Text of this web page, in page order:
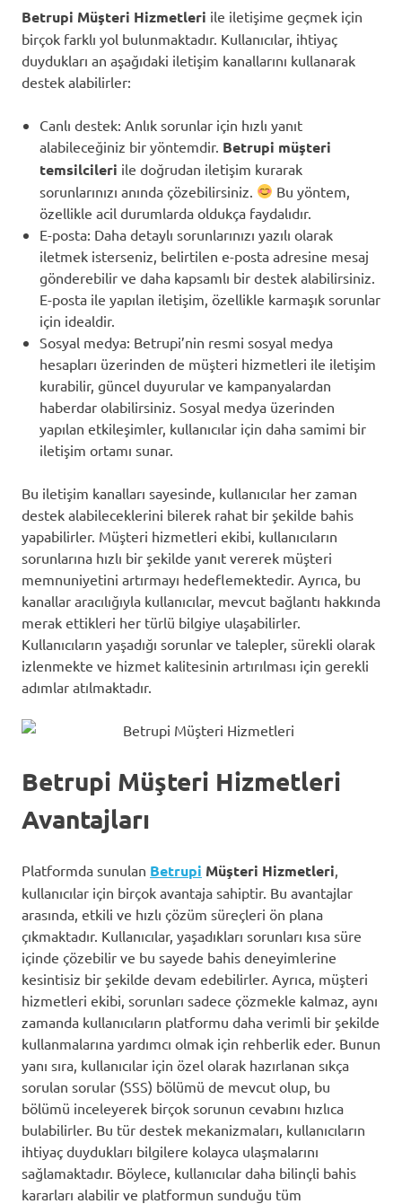
Betrupi Müşteri Hizmetleri ile iletişime geçmek için
birçok farklı yol bulunmaktadır. Kullanıcılar, ihtiyaç
duydukları an aşağıdaki iletişim kanallarını kullanarak
destek alabilirler:
Canlı destek: Anlık sorunlar için hızlı yanıt
alabileceğiniz bir yöntemdir. Betrupi müşteri
temsilcileri ile doğrudan iletişim kurarak
sorunlarınızı anında çözebilirsiniz.
Bu yöntem,
özellikle acil durumlarda oldukça faydalıdır.
E-posta: Daha detaylı sorunlarınızı yazılı olarak
iletmek isterseniz, belirtilen e-posta adresine mesaj
gönderebilir ve daha kapsamlı bir destek alabilirsiniz.
E-posta ile yapılan iletişim, özellikle karmaşık sorunlar
için idealdir.
Sosyal medya: Betrupi’nin resmi sosyal medya
hesapları üzerinden de müşteri hizmetleri ile iletişim
kurabilir, güncel duyurular ve kampanyalardan
haberdar olabilirsiniz. Sosyal medya üzerinden
yapılan etkileşimler, kullanıcılar için daha samimi bir
iletişim ortamı sunar.
Bu iletişim kanalları sayesinde, kullanıcılar her zaman
destek alabileceklerini bilerek rahat bir şekilde bahis
yapabilirler. Müşteri hizmetleri ekibi, kullanıcıların
sorunlarına hızlı bir şekilde yanıt vererek müşteri
memnuniyetini artırmayı hedeflemektedir. Ayrıca, bu
kanallar aracılığıyla kullanıcılar, mevcut bağlantı hakkında
merak ettikleri her türlü bilgiye ulaşabilirler.
Kullanıcıların yaşadığı sorunlar ve talepler, sürekli olarak
izlenmekte ve hizmet kalitesinin artırılması için gerekli
adımlar atılmaktadır.
Betrupi Müşteri Hizmetleri
Avantajları
Platformda sunulan Betrupi Müşteri Hizmetleri
kullanıcılar için birçok avantaja sahiptir. Bu avantajlar
arasında, etkili ve hızlı çözüm süreçleri ön plana
çıkmaktadır. Kullanıcılar, yaşadıkları sorunları kısa süre
içinde çözebilir ve bu sayede bahis deneyimlerine
kesintisiz bir şekilde devam edebilirler. Ayrıca, müşteri
hizmetleri ekibi, sorunları sadece çözmekle kalmaz, aynı
zamanda kullanıcıların platformu daha verimli bir şekilde
kullanmalarına yardımcı olmak için rehberlik eder. Bunun
yanı sıra, kullanıcılar için özel olarak hazırlanan sıkça
sorulan sorular (SSS) bölümü de mevcut olup, bu
bölümü inceleyerek birçok sorunun cevabını hızlıca
bulabilirler. Bu tür destek mekanizmaları, kullanıcıların
ihtiyaç duydukları bilgilere kolayca ulaşmalarını
sağlamaktadır. Böylece, kullanıcılar daha bilinçli bahis
kararları alabilir ve platformun sunduğu tüm